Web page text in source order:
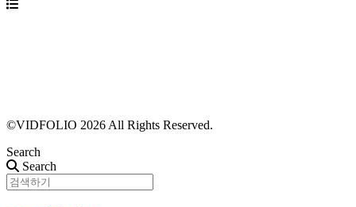
©VIDFOLIO 2026 All Rights Reserved.
Search
Search